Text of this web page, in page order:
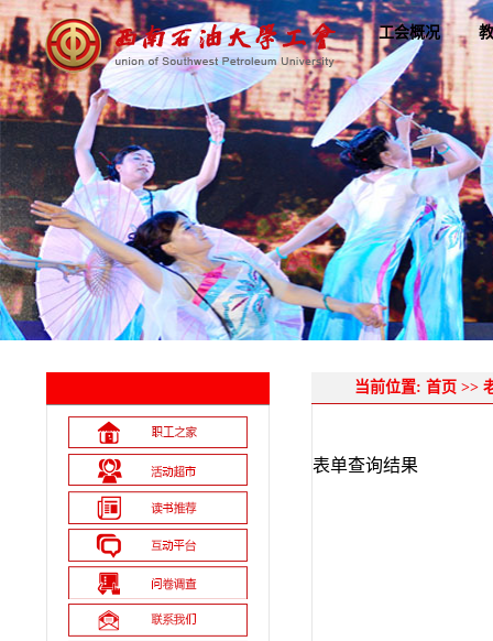
工会概况
当前位置: 首页 >>
表单查询结果